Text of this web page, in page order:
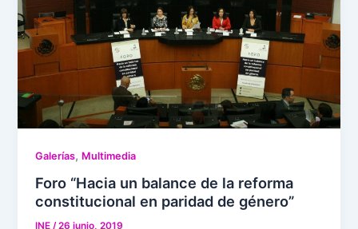
Galerías, Multimedia
Foro “Hacia un balance de la reforma
constitucional en paridad de género”
INE/26 junio, 2019